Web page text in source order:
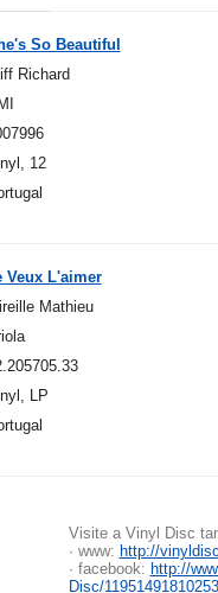
So Beautiful
Richard
12
Veux L'aimer
Mathieu
LP
Visite a Vinyl Disc
· www: http://
· facebook: http://
Disc/